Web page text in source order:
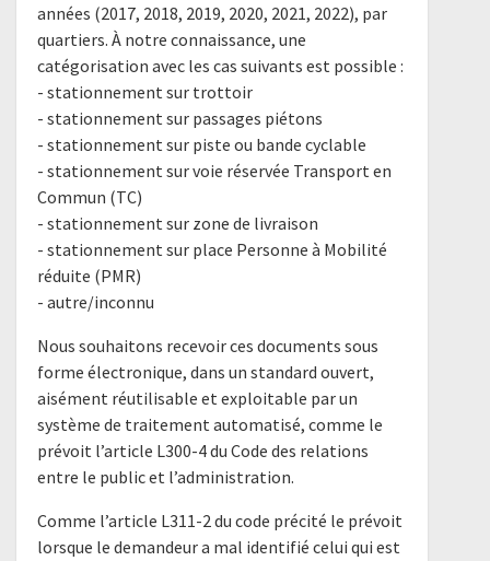
années (2017, 2018, 2019, 2020, 2021, 2022), par
quartiers. À notre connaissance, une
catégorisation avec les cas suivants est possible :
- stationnement sur trottoir
- stationnement sur passages piétons
- stationnement sur piste ou bande cyclable
- stationnement sur voie réservée Transport en
Commun (TC)
- stationnement sur zone de livraison
- stationnement sur place Personne à Mobilité
réduite (PMR)
- autre/inconnu
Nous souhaitons recevoir ces documents sous
forme électronique, dans un standard ouvert,
aisément réutilisable et exploitable par un
système de traitement automatisé, comme le
prévoit l’article L300-4 du Code des relations
entre le public et l’administration.
Comme l’article L311-2 du code précité le prévoit
lorsque le demandeur a mal identifié celui qui est